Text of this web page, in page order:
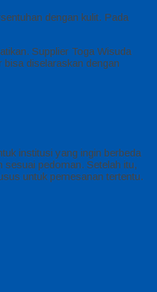
dengan kulit. Pada
Supplier Toga Wisuda
diselaraskan dengan
institusi yang ingin berbeda
sesuai pedoman. Setelah itu,
untuk pemesanan tertentu.